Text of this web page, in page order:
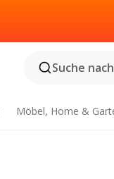
Suche
Möbel, Home &